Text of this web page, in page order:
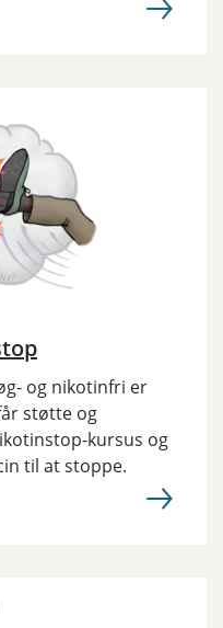
og nikotinfri er
støtte og
kursus og
til at stoppe.